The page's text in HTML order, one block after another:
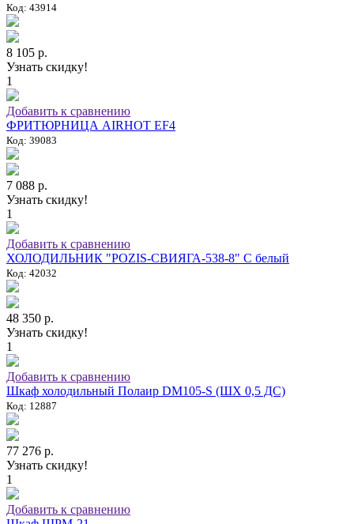
Код: 43914
8 105 р.
Узнать скидку!
1
Добавить к сравнению
ФРИТЮРНИЦА AIRHOT EF4
Код: 39083
7 088 р.
Узнать скидку!
1
Добавить к сравнению
ХОЛОДИЛЬНИК "POZIS-СВИЯГА-538-8" C белый
Код: 42032
48 350 р.
Узнать скидку!
1
Добавить к сравнению
Шкаф холодильный Полаир DM105-S (ШХ 0,5 ДС)
Код: 12887
77 276 р.
Узнать скидку!
1
Добавить к сравнению